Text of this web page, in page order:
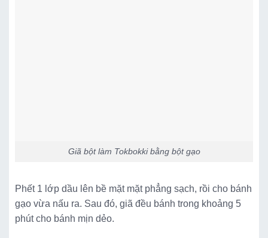
Giã bột làm Tokbokki bằng bột gạo
Phết 1 lớp dầu lên bề mặt mặt phẳng sạch, rồi cho bánh
gạo vừa nấu ra. Sau đó, giã đều bánh trong khoảng 5
phút cho bánh mịn dẻo.